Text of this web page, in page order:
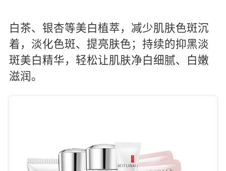
白茶、银杏等美白植萃，减少肌肤色斑沉
着，淡化色斑、提亮肤色；持续的抑黑淡
斑美白精华，轻松让肌肤净白细腻、白嫩
滋润。